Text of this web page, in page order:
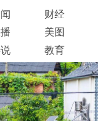
财经
美图
教育